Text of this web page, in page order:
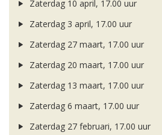
Zaterdag 10 april, 17.00 uur
Zaterdag 3 april, 17.00 uur
Zaterdag 27 maart, 17.00 uur
Zaterdag 20 maart, 17.00 uur
Zaterdag 13 maart, 17.00 uur
Zaterdag 6 maart, 17.00 uur
Zaterdag 27 februari, 17.00 uur